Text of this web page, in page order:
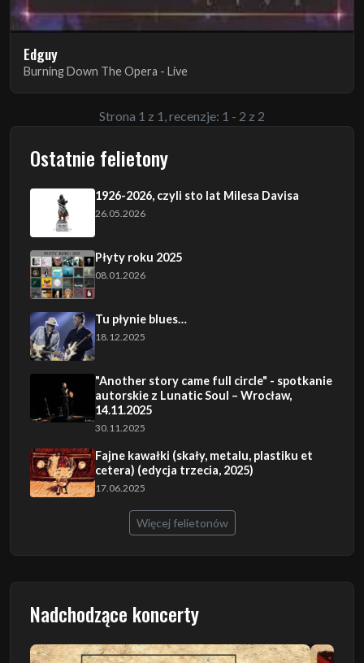
Edguy
Burning Down The Opera - Live
Strona 1 z 1, recenzje: 1 - 2 z 2
Ostatnie felietony
1926-2026, czyli sto lat Milesa Davisa
26.05.2026
Płyty roku 2025
08.01.2026
Tu płynie blues…
18.12.2025
"Another story came full circle" - spotkanie
autorskie z Lunatic Soul – Wrocław,
14.11.2025
30.11.2025
Fajne kawałki (skały, metalu, plastiku et
cetera) (edycja trzecia, 2025)
17.06.2025
Więcej felietonów
Nadchodzące koncerty